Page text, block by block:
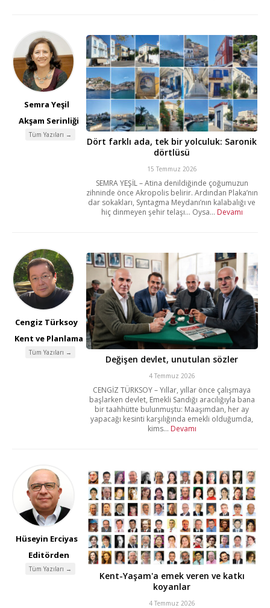
Semra Yeşil
Akşam Serinliği
Tüm Yazıları →
Dört farklı ada, tek bir yolculuk: Saronik
dörtlüsü
15 Temmuz 2026
SEMRA YEŞİL – Atina denildiğinde çoğumuzun
zihninde önce Akropolis belirir. Ardından Plaka’nın
dar sokakları, Syntagma Meydanı’nın kalabalığı ve
hiç dinmeyen şehir telaşı… Oysa... Devamı
Cengiz Türksoy
Kent ve Planlama
Tüm Yazıları →
Değişen devlet, unutulan sözler
4 Temmuz 2026
CENGİZ TÜRKSOY – Yıllar, yıllar önce çalışmaya
başlarken devlet, Emekli Sandığı aracılığıyla bana
bir taahhütte bulunmuştu: Maaşımdan, her ay
yapacağı kesinti karşılığında emekli olduğumda,
kims... Devamı
Hüseyin Erciyas
Editörden
Tüm Yazıları →
Kent-Yaşam'a emek veren ve katkı
koyanlar
4 Temmuz 2026